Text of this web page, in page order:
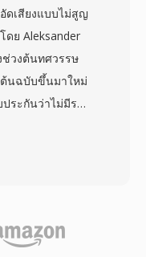
ในการเล่นไฟล์
จะมีเฟรมเวิร์
อดรหัสได้อย่างมี
การบีบอัดและใช้
และ 386 ในยุค
ระกอบพื้นฐาน
ะรองรับโดย
มัยใหม่
ดเสียงแบบไม่สูญ
ย Aleksander
ช่วงต้นทศวรรษ
ต้นฉบับขึ้นมาใหม่
ระกันว่าไม่มีราย
เก็บหรือถ่ายโอน
คเดกบรรลุการ